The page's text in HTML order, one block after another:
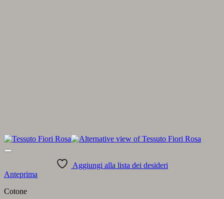
Aggiungi alla lista dei desideri
Anteprima
Cotone